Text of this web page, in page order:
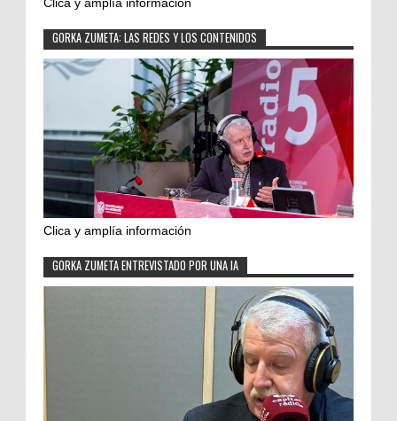
GORKA ZUMETA: LAS REDES Y LOS CONTENIDOS
Clica y amplía información
GORKA ZUMETA ENTREVISTADO POR UNA IA